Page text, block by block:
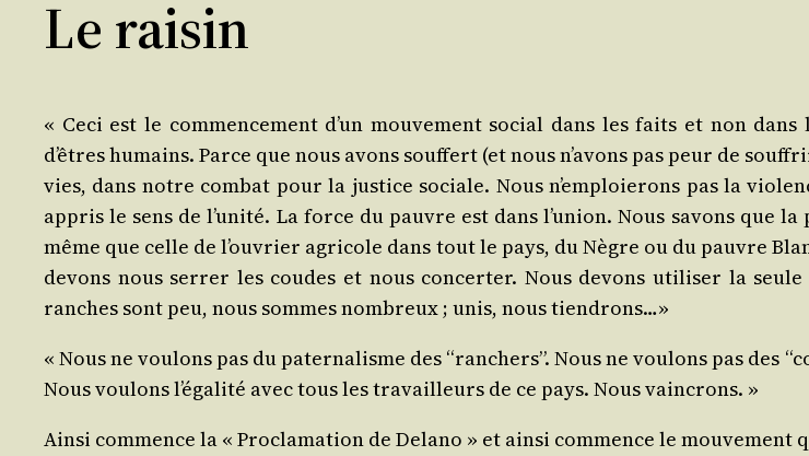
Le raisin
« Ceci est le com­men­ce­ment d’un mou­ve­ment social dans les faits et non
d’êtres humains. Parce que nous avons souf­fert (et nous n’avons pas peur de
vies, dans notre com­bat pour la jus­tice sociale. Nous n’emploierons pas la
appris le sens de l’unité. La force du pauvre est dans l’union. Nous savons
même que celle de l’ouvrier agri­cole dans tout le pays, du Nègre ou du pauvre
devons nous ser­rer les coudes et nous concer­ter. Nous devons uti­li­ser la
ranches sont peu, nous sommes nom­breux ; unis, nous tiendrons…»
« Nous ne vou­lons pas du pater­na­lisme des “ran­chers”. Nous ne vou­lons pas
Nous vou­lons l’égalité avec tous les tra­vailleurs de ce pays. Nous vaincrons. »
Ain­si com­mence la « Pro­cla­ma­tion de Dela­no » et ain­si com­mence le mou­ve­ment